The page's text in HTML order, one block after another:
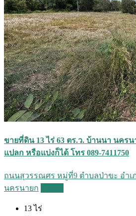
ขายที่ดิน 13 ไร่ 63 ตร.ว. บ้านนา นคร
แปลก หรือแบ่งก็ได้ โทร 089-7411750
ถนนสุวรรณศร หมู่ที่9 ตำบลป่าขะ อำเ
นครนายก
13ไร่